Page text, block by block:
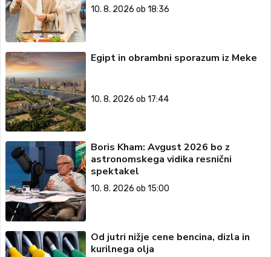
10. 8. 2026 ob 18:36
Egipt in obrambni sporazum iz Meke
10. 8. 2026 ob 17:44
Boris Kham: Avgust 2026 bo z
astronomskega vidika resnični
spektakel
10. 8. 2026 ob 15:00
Od jutri nižje cene bencina, dizla in
kurilnega olja